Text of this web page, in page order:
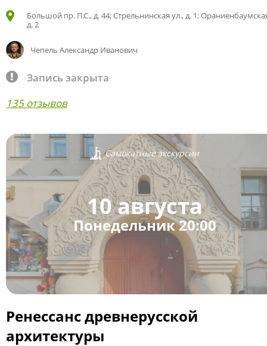
Большой пр. П.С., д. 44; Стрельнинская ул., д. 1;
д. 2
Чепель Александр Иванович
Запись закрыта
135 отзывов
Самокатные экскурсии
10 августа
Понедельник 20:00
Ренессанс древнерусской
архитектуры